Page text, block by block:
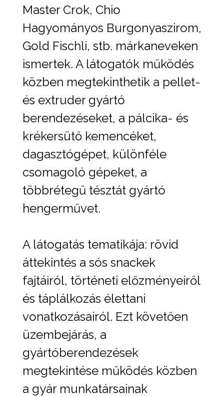
Master Crok, Chio
Hagyományos Burgonyaszirom,
Gold Fischli, stb. márkaneveken
ismertek. A látogatók működés
közben megtekinthetik a pellet-
és extruder gyártó
berendezéseket, a pálcika- és
krékersütő kemencéket,
dagasztógépet, különféle
csomagoló gépeket, a
többrétegű tésztát gyártó
hengerművet.
A látogatás tematikája: rövid
áttekintés a sós snackek
fajtáiról, történeti előzményeiről
és táplálkozás élettani
vonatkozásairól. Ezt követően
üzembejárás, a
gyártóberendezések
megtekintése működés közben
a gyár munkatársainak